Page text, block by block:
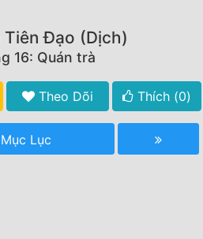
Tiên Đạo (Dịch)
16: Quán trà
Theo Dõi Thích (0)
Mục Lục